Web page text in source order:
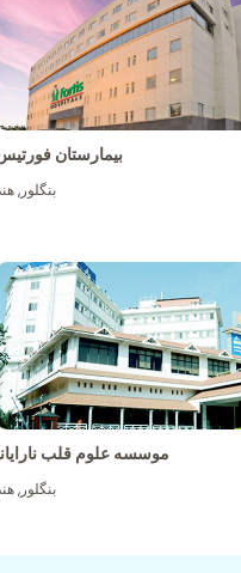
بیمارستان
بنگلور,
موسسه علوم قلب
بنگلور,